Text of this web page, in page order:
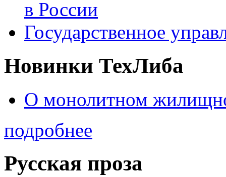
в России
Государственное
Новинки ТехЛиба
О монолитном
подробнее
Русская проза